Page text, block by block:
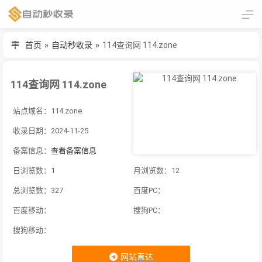
首页 » 自动秒收录 » 114查询网 114.zone
114查询网 114.zone
站点域名：114.zone
收录日期：2024-11-25
备案信息： 查看备案信息
日浏览数：1 月浏览数：12
总浏览数：327 百度PC：
百度移动： 搜狗PC：
搜狗移动：
网站直达